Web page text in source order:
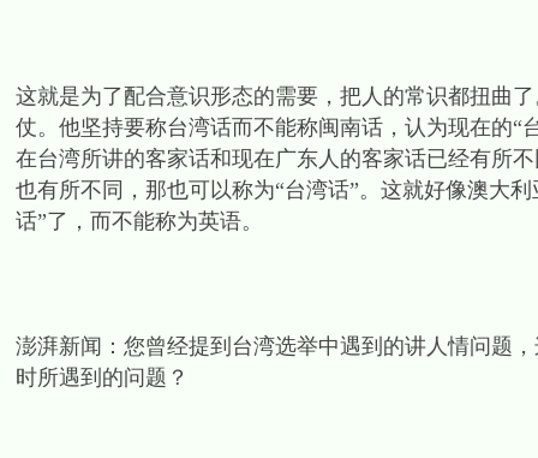
这就是为了配合意识形态的需要，把人的常识都扭曲
仗。他坚持要称台湾话而不能称闽南话，认为现在的
在台湾所讲的客家话和现在广东人的客家话已经有所
也有所不同，那也可以称为“台湾话”。这就好像澳大
话”了，而不能称为英语。
澎湃新闻：您曾经提到台湾选举中遇到的讲人情问题
时所遇到的问题？